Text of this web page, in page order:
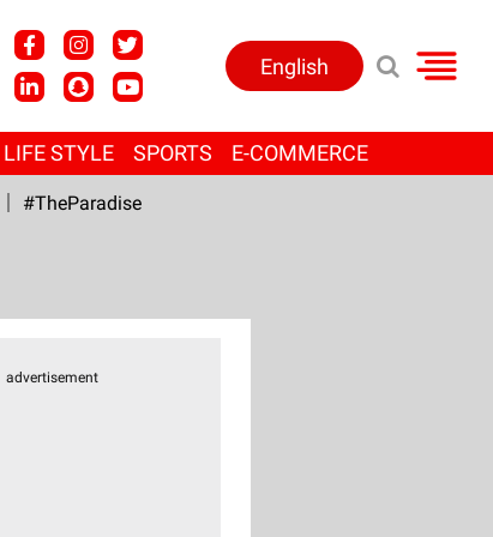
English
LIFE STYLE SPORTS E-COMMERCE
#TheParadise
advertisement